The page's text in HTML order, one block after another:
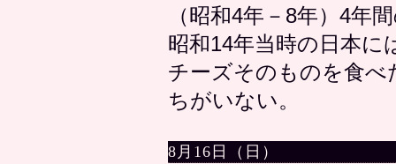
（昭和4年－8年）4年
昭和14年当時の日本
チーズそのものを食
ちがいない。
8月16日（日）